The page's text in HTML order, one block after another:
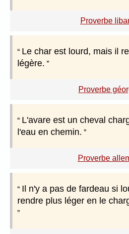
Proverbe
Le char est lourd, mais il
légère.
Proverbe
L'avare est un cheval
l'eau en chemin.
Proverbe
Il n'y a pas de fardeau si
rendre plus léger en le